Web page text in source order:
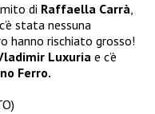
di Raffaella Carrà,
stata nessuna
hanno rischiato grosso!
Luxuriae c’è
Ferro.